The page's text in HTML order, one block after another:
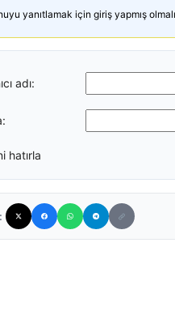
yanıtlamak için giriş yapmış
adı:
hatırla